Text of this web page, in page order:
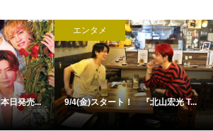
登壇！ ...
エンタメ
古舘佑太郎×山下幸輝×平子祐希 ...